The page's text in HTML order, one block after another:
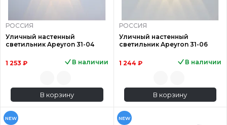
РОССИЯ
Уличный настенный
светильник Apeyron 31-04
1 253 ₽ В наличии
В корзину
РОССИЯ
Уличный настенный
светильник Apeyron 31-06
1 244 ₽ В наличии
В корзину
NEW NEW